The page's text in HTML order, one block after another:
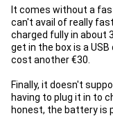
It comes without a
can't avail of really
charged fully in about
get in the box is a
cost another €30.
Finally, it doesn't
having to plug it in to
honest, the battery is